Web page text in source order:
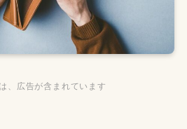
、広告が含まれています